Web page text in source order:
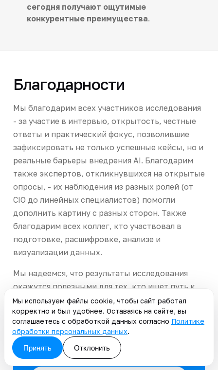
сегодня получают ощутимые
конкурентные преимущества.
Благодарности
Мы благодарим всех участников исследования
- за участие в интервью, открытость, честные
ответы и практический фокус, позволившие
зафиксировать не только успешные кейсы, но и
реальные барьеры внедрения AI. Благодарим
также экспертов, откликнувшихся на открытые
опросы, - их наблюдения из разных ролей (от
CIO до линейных специалистов) помогли
дополнить картину с разных сторон. Также
благодарим всех коллег, кто участвовал в
подготовке, расшифровке, анализе и
визуализации данных.
Мы надеемся, что результаты исследования
окажутся полезными для тех, кто ищет путь к
зрелому и прагматичному внедрению AI.
Разобрать вашу задачу с
архитектором
Мы используем файлы cookie, чтобы сайт работал
корректно и был удобнее. Оставаясь на сайте, вы
соглашаетесь с обработкой данных согласно Политике
обработки персональных данных.
Принять
Отклонить